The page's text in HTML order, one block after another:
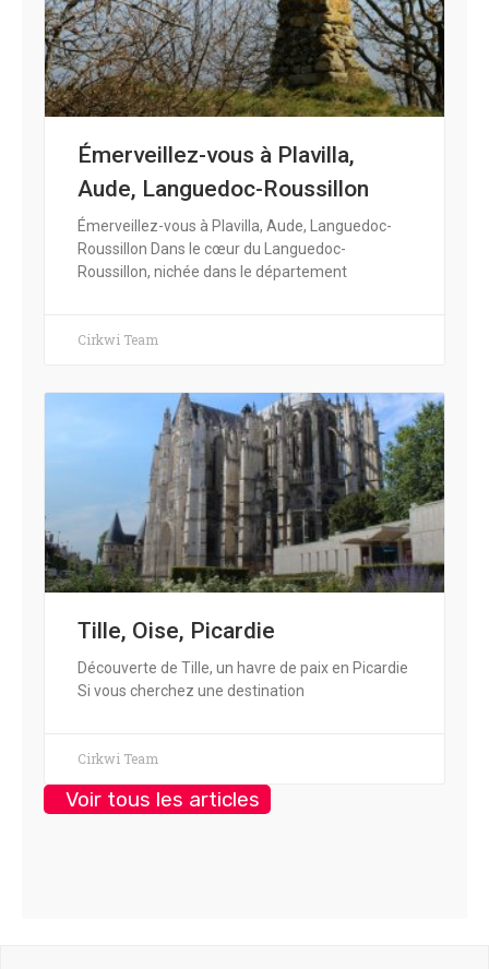
Émerveillez-vous à Plavilla,
Aude, Languedoc-Roussillon
Émerveillez-vous à Plavilla, Aude, Languedoc-
Roussillon Dans le cœur du Languedoc-
Roussillon, nichée dans le département
Cirkwi Team
Tille, Oise, Picardie
Découverte de Tille, un havre de paix en Picardie
Si vous cherchez une destination
Cirkwi Team
Voir tous les articles